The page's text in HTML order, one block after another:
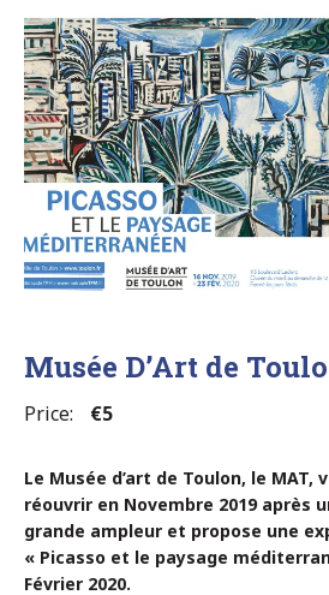
sorties
sur
notre
autour
La
Seyne
Musée D’Art de
Price: €5
Le Musée d’art de Toulon, le
réouvrir en Novembre 2019 après
grande ampleur et propose une
« Picasso et le paysage
Février 2020.